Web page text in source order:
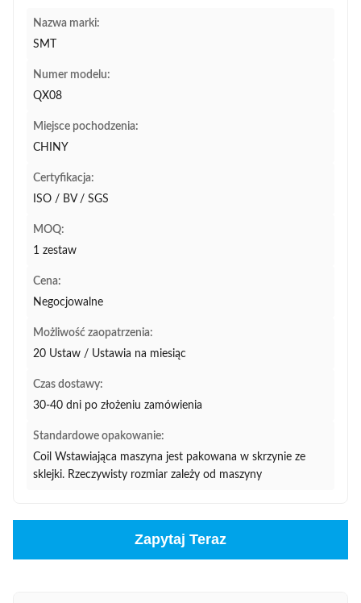
Nazwa marki:
SMT
Numer modelu:
QX08
Miejsce pochodzenia:
CHINY
Certyfikacja:
ISO / BV / SGS
MOQ:
1 zestaw
Cena:
Negocjowalne
Możliwość zaopatrzenia:
20 Ustaw / Ustawia na miesiąc
Czas dostawy:
30-40 dni po złożeniu zamówienia
Standardowe opakowanie:
Coil Wstawiająca maszyna jest pakowana w skrzynie ze
sklejki. Rzeczywisty rozmiar zależy od maszyny
Zapytaj Teraz